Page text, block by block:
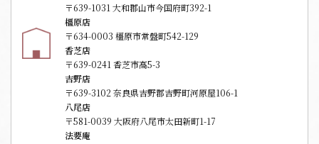
〒639-1031 大和郡山市今国府町392-1
橿原店
〒634-0003 橿原市常盤町542-129
香芝店
〒639-0241 香芝市高5-3
吉野店
〒639-3102 奈良県吉野郡吉野町河原屋106-1
八尾店
〒581-0039 大阪府八尾市太田新町1-17
法要庵